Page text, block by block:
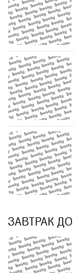
ЗАВТРАК ДО